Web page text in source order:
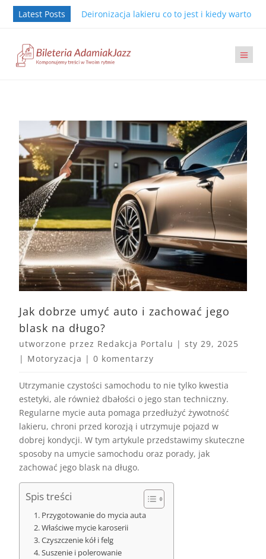
Latest Posts Deironizacja lakieru co to jest i kiedy warto ją
Jak dobrze umyć auto i zachować jego
blask na długo?
utworzone przez Redakcja Portalu |sty 29, 2025
| Motoryzacja |0 komentarzy
Utrzymanie czystości samochodu to nie tylko kwestia
estetyki, ale również dbałości o jego stan techniczny.
Regularne mycie auta pomaga przedłużyć żywotność
lakieru, chroni przed korozją i utrzymuje pojazd w
dobrej kondycji. W tym artykule przedstawimy skuteczne
sposoby na umycie samochodu oraz porady, jak
zachować jego blask na długo.
Spis treści
Przygotowanie do mycia auta
Właściwe mycie karoserii
Czyszczenie kół i felg
Suszenie i polerowanie